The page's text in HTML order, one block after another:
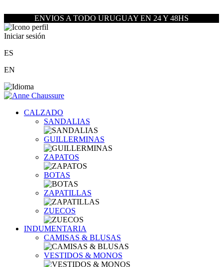
ENVIOS A TODO URUGUAY EN 24 Y 48HS
Iniciar sesión
ES
EN
CALZADO
SANDALIAS
GUILLERMINAS
ZAPATOS
BOTAS
ZAPATILLAS
ZUECOS
INDUMENTARIA
CAMISAS & BLUSAS
VESTIDOS & MONOS